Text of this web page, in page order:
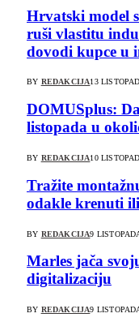
Hrvatski model
ruši vlastitu
dovodi kupce u
BY REDAKCIJA13
DOMUSplus:
listopada u
BY REDAKCIJA10
Tražite
odakle krenuti
BY REDAKCIJA9
Marles jača
digitalizaciju
BY REDAKCIJA9